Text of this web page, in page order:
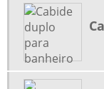
LOJA DE PRODUTOS
MALEIRO PARA
ONDE COMPRAR
PAPELEIRA DUPLA